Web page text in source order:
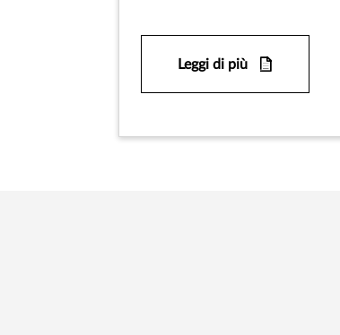
Leggi di più